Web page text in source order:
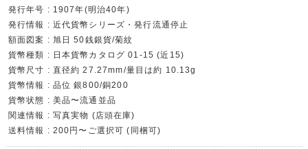
発行年号 : 1907年(明治40年)
発行情報 : 近代貨幣シリーズ・発行流通停止
額面図案 : 旭日 50銭銀貨/菊紋
貨幣種類 : 日本貨幣カタログ 01-15 (近15)
貨幣尺寸 : 直径約 27.27mm/量目は約 10.13g
貨幣情報 : 品位 銀800/銅200
貨幣状態 : 美品〜流通並品
関連情報 : 写真実物 (店頭在庫)
送料情報 : 200円〜ご選択可 (同梱可)